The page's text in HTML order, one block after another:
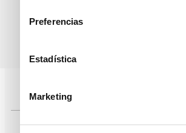
Preferencias
Estadística
Marketing
datos personales
Pagos 100% seguros, página
Comprar fácil en solo 4 pasos